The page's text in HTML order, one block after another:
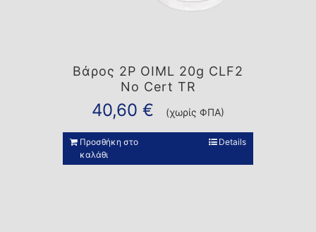
Βάρος 2P OIML 20g CLF2
No Cert TR
40,60 € (χωρίς ΦΠΑ)
Προσθήκη στο
καλάθι
Details